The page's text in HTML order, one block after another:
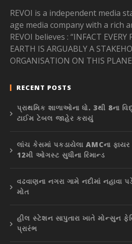
REVOI is a independent media
age media company with a rich
REVOI believes : “INFACT EVERY
EARTH IS ARGUABLY A
ORGANISATION ON THIS
RECENT POSTS
પ્રાથમિક શાળાઓના ધો. 3થી 8ના
ટાઈમ ટેબલ જાહેર કરાયું
લાંચ કેસમાં પકડાયેલા AMCના
12મી ઓગસ્ટ સુધીના રિમાન્ડ
વઢવાણના નગરા ગામે નદીમાં નહાવા
મોત
હીલ સ્ટેશન સાપુતારા ખાતે મોન્સુન
પ્રારંભ